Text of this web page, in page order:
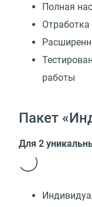
Полная
работы
Пакет
Для 2